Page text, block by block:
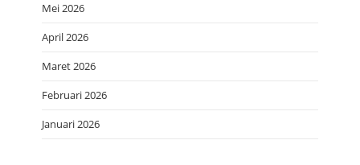
Mei 2026
April 2026
Maret 2026
Februari 2026
Januari 2026